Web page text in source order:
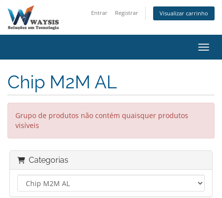
Entrar Registrar Visualizar carrinho
Chip M2M AL
Grupo de produtos não contém quaisquer produtos
visíveis
Categorias